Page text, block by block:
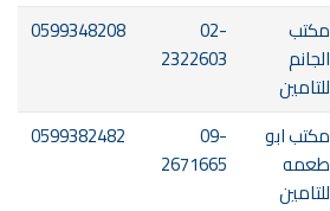
مكتب
الجانم
للتامين
02-
2322603
0599348208
مكتب ابو
طعمه
للتامين
09-
2671665
0599382482